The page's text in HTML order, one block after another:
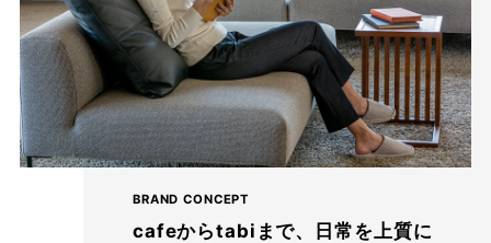
腰回りスッキリ！ストレッチだから動きやす
BRAND CONCEPT
cafeからtabiまで、日常を上質に